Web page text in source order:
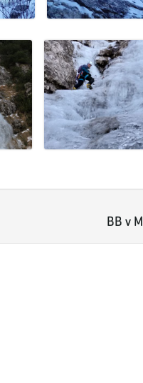
BB v